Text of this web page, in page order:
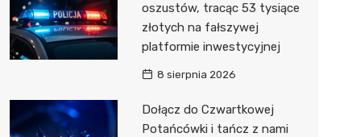
oszustów, tracąc 53 tysiące
złotych na fałszywej
platformie inwestycyjnej
8 sierpnia 2026
Dołącz do Czwartkowej
Potańcówki i tańcz z nami